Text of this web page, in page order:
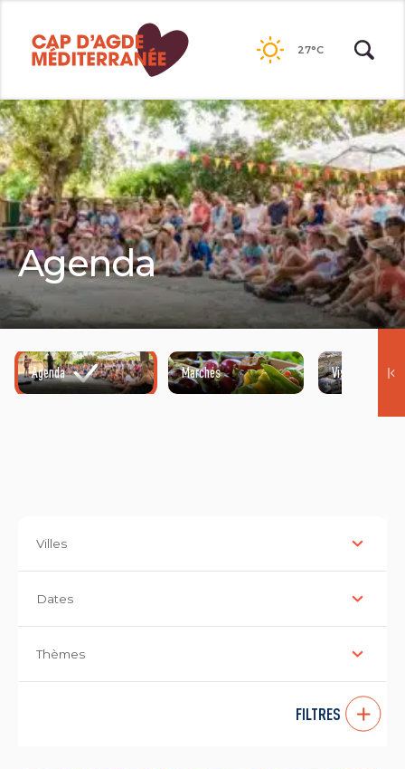
contenu
27°C
Agenda
Agenda Marchés Visites guidées
Villes
Dates
Thèmes
FILTRES